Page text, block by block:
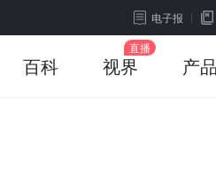
电子报
百科 视界 产